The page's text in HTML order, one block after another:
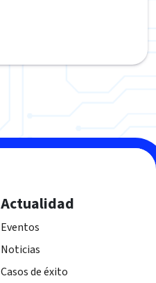
Actualidad
Eventos
Noticias
Casos de éxito